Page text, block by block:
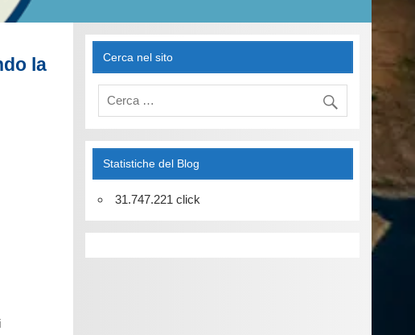
la
Cerca nel sito
Statistiche del Blog
31.747.221 click